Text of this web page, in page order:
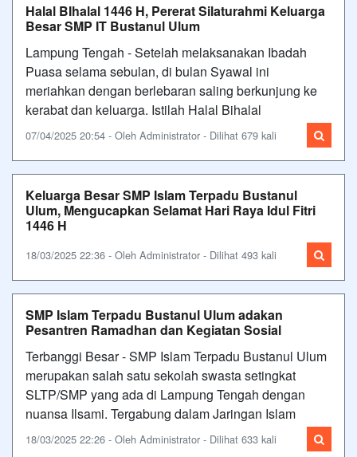
Halal BIhalal 1446 H, Pererat Silaturahmi Keluarga
Besar SMP IT Bustanul Ulum
Lampung Tengah - Setelah melaksanakan Ibadah
Puasa selama sebulan, di bulan Syawal ini
meriahkan dengan berlebaran saling berkunjung ke
kerabat dan keluarga. Istilah Halal Bihalal
07/04/2025 20:54 - Oleh Administrator - Dilihat 679 kali
Keluarga Besar SMP Islam Terpadu Bustanul
Ulum, Mengucapkan Selamat Hari Raya Idul Fitri
1446 H
18/03/2025 22:36 - Oleh Administrator - Dilihat 493 kali
SMP Islam Terpadu Bustanul Ulum adakan
Pesantren Ramadhan dan Kegiatan Sosial
Terbanggi Besar - SMP Islam Terpadu Bustanul Ulum
merupakan salah satu sekolah swasta setingkat
SLTP/SMP yang ada di Lampung Tengah dengan
nuansa Ilsami. Tergabung dalam Jaringan Islam
18/03/2025 22:26 - Oleh Administrator - Dilihat 633 kali